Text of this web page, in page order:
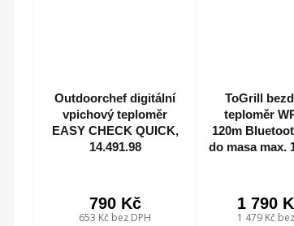
Outdoorchef digitální
vpichový teploměr
EASY CHECK QUICK,
14.491.98
790 Kč
653 Kč bez DPH
ToGrill
teploměr
120m
do masa max.
1 790
1 479 Kč